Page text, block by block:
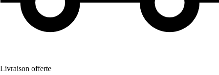
Livraison offerte